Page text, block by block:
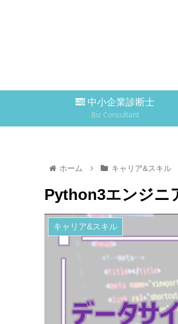
中小企業診断士
Biz Consultant
ホーム キャリア&スキル
Python3エンジニ
キャリア&スキル